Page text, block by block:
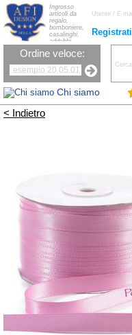
Chi siamo
Registrati
Ingrosso
articoli da
regalo,
bomboniere,
casalinghi,
addobbi
natalizi, nastri,
oggettistica,
la tavola, fiori
artificiali e
candele.
Ordine veloce:
< Indietro